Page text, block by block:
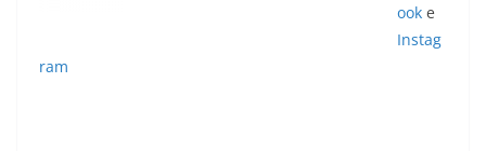
ook e
Instag
ram